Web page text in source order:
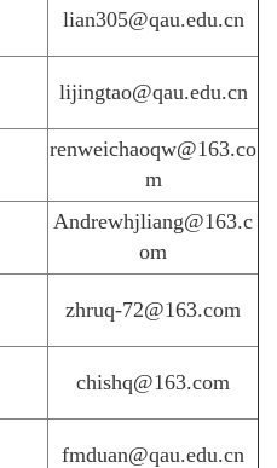
lian305@qau.edu.cn
lijingtao@qau.edu.cn
renweichaoqw@163.co
m
Andrewhjliang@163.c
om
zhruq-72@163.com
chishq@163.com
fmduan@qau.edu.cn